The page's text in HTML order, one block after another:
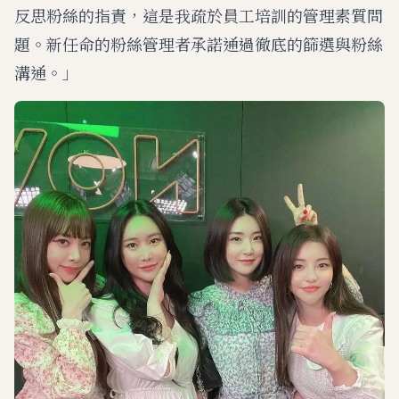
反思粉絲的指責，這是我疏於員工培訓的管理素質問
題。新任命的粉絲管理者承諾通過徹底的篩選與粉絲
溝通。」